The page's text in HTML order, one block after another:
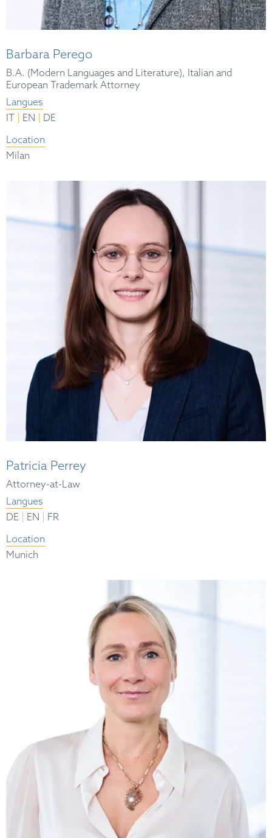
Barbara Perego
B.A. (Modern Languages and Literature), Italian and
European Trademark Attorney
Langues
IT
EN
DE
Location
Milan
Patricia Perrey
Attorney-at-Law
Langues
DE
EN
FR
Location
Munich